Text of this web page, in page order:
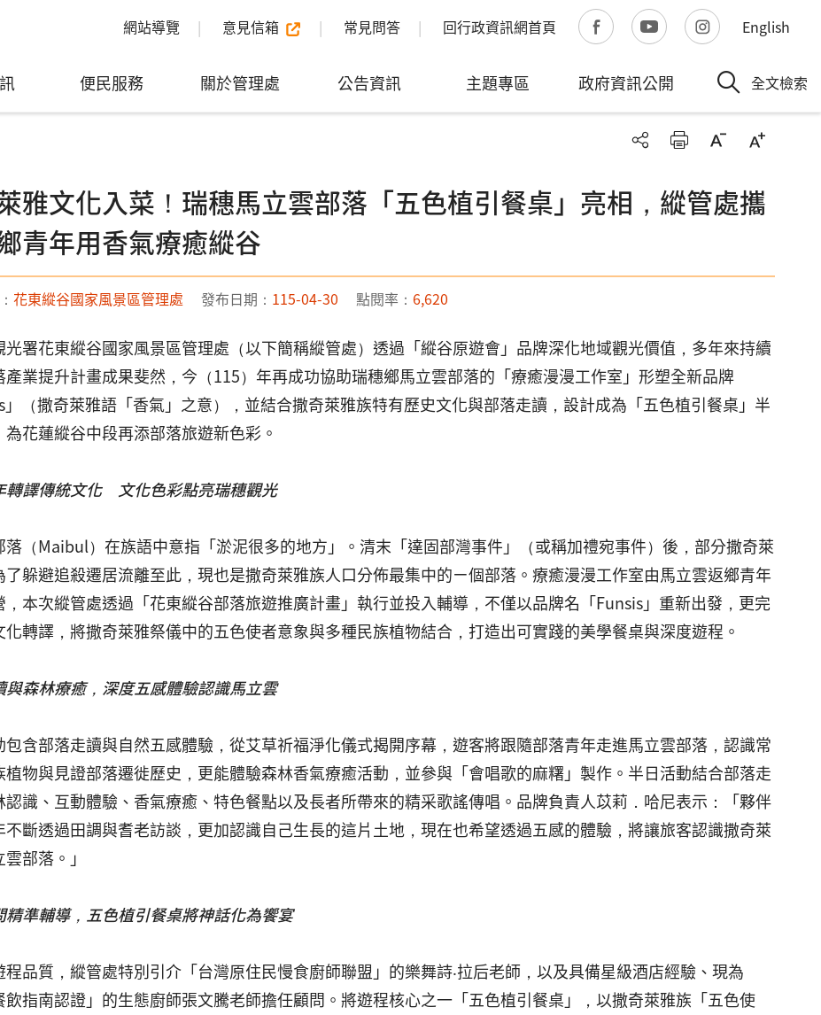
網站導覽 意見信箱 常見問答 回行政資訊網首頁 English
便民服務 關於管理處 公告資訊 主題專區 政府資訊公開 全文檢索
雅文化入菜！瑞穗馬立雲部落「五色植引餐桌」亮相，縱管處攜
青年用香氣療癒縱谷
花東縱谷國家風景區管理處 發布日期： 115-04-30 點閱率： 6,620
光署花東縱谷國家風景區管理處（以下簡稱縱管處）透過「縱谷原遊會」品牌深化地域觀光價值，多年來持續
產業提升計畫成果斐然，今（115）年再成功協助瑞穗鄉馬立雲部落的「療癒漫漫工作室」形塑全新品牌
」（撒奇萊雅語「香氣」之意），並結合撒奇萊雅族特有歷史文化與部落走讀，設計成為「五色植引餐桌」半
為花蓮縱谷中段再添部落旅遊新色彩。
轉譯傳統文化 文化色彩點亮瑞穗觀光
落（Maibul）在族語中意指「淤泥很多的地方」。清末「達固部灣事件」（或稱加禮宛事件）後，部分撒奇萊
了躲避追殺遷居流離至此，現也是撒奇萊雅族人口分佈最集中的ㄧ個部落。療癒漫漫工作室由馬立雲返鄉青年
，本次縱管處透過「花東縱谷部落旅遊推廣計畫」執行並投入輔導，不僅以品牌名「Funsis」重新出發，更完
化轉譯，將撒奇萊雅祭儀中的五色使者意象與多種民族植物結合，打造出可實踐的美學餐桌與深度遊程。
與森林療癒，深度五感體驗認識馬立雲
包含部落走讀與自然五感體驗，從艾草祈福淨化儀式揭開序幕，遊客將跟隨部落青年走進馬立雲部落，認識常
植物與見證部落遷徙歷史，更能體驗森林香氣療癒活動，並參與「會唱歌的麻糬」製作。半日活動結合部落走
認識、互動體驗、香氣療癒、特色餐點以及長者所帶來的精采歌謠傳唱。品牌負責人苡莉．哈尼表示：「夥伴
不斷透過田調與耆老訪談，更加認識自己生長的這片土地，現在也希望透過五感的體驗，將讓旅客認識撒奇萊
部落。」
精準輔導，五色植引餐桌將神話化為饗宴
程品質，縱管處特別引介「台灣原住民慢食廚師聯盟」的樂舞詩‧拉后老師，以及具備星級酒店經驗、現為
飲指南認證」的生態廚師張文騰老師擔任顧問。將遊程核心之一「五色植引餐桌」，以撒奇萊雅族「五色使